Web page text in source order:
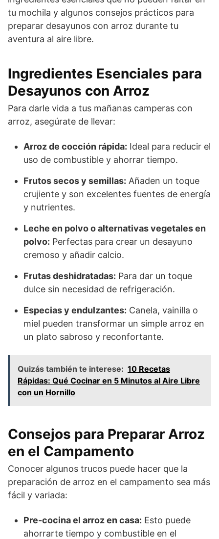
tu mochila y algunos consejos prácticos para
preparar desayunos con arroz durante tu
aventura al aire libre.
Ingredientes Esenciales para
Desayunos con Arroz
Para darle vida a tus mañanas camperas con
arroz, asegúrate de llevar:
Arroz de cocción rápida: Ideal para reducir el
uso de combustible y ahorrar tiempo.
Frutos secos y semillas: Añaden un toque
crujiente y son excelentes fuentes de energía
y nutrientes.
Leche en polvo o alternativas vegetales en
polvo: Perfectas para crear un desayuno
cremoso y añadir calcio.
Frutas deshidratadas: Para dar un toque
dulce sin necesidad de refrigeración.
Especias y endulzantes: Canela, vainilla o
miel pueden transformar un simple arroz en
un plato sabroso y reconfortante.
Quizás también te interese: 10 Recetas
Rápidas: Qué Cocinar en 5 Minutos al Aire Libre
con un Hornillo
Consejos para Preparar Arroz
en el Campamento
Conocer algunos trucos puede hacer que la
preparación de arroz en el campamento sea más
fácil y variada:
Pre-cocina el arroz en casa: Esto puede
ahorrarte tiempo y combustible en el